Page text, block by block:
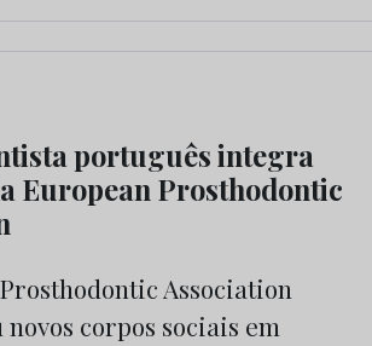
português integra
European Prosthodontic
Association
novos corpos sociais em